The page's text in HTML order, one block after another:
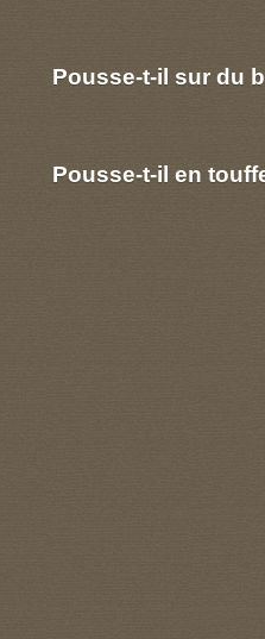
Pousse-t-il sur du
Pousse-t-il en